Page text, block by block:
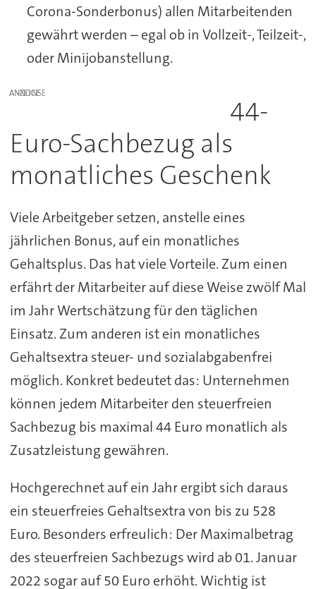
Corona-Sonderbonus) allen Mitarbeitenden
gewährt werden – egal ob in Vollzeit-, Teilzeit-,
oder Minijobanstellung.
ANZEIGE
44-
Euro-Sachbezug als
monatliches Geschenk
Viele Arbeitgeber setzen, anstelle eines
jährlichen Bonus, auf ein monatliches
Gehaltsplus. Das hat viele Vorteile. Zum einen
erfährt der Mitarbeiter auf diese Weise zwölf Mal
im Jahr Wertschätzung für den täglichen
Einsatz. Zum anderen ist ein monatliches
Gehaltsextra steuer- und sozialabgabenfrei
möglich. Konkret bedeutet das: Unternehmen
können jedem Mitarbeiter den steuerfreien
Sachbezug bis maximal 44 Euro monatlich als
Zusatzleistung gewähren.
Hochgerechnet auf ein Jahr ergibt sich daraus
ein steuerfreies Gehaltsextra von bis zu 528
Euro. Besonders erfreulich: Der Maximalbetrag
des steuerfreien Sachbezugs wird ab 01. Januar
2022 sogar auf 50 Euro erhöht. Wichtig ist